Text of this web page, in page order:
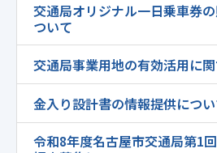
交通局オリジナル一日乗車券
ついて
交通局事業用地の有効活用に
金入り設計書の情報提供につ
令和8年度名古屋市交通局第1